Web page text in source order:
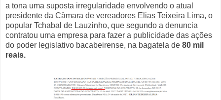
a tona uma suposta irregularidade envolvendo o atual
presidente da Câmara de vereadores Elias Teixeira Lima, o
popular Tchabal de Lauzinho, que segundo a denuncia
contratou uma empresa para fazer a publicidade das ações
do poder legislativo bacabeirense, na bagatela de 80 mil
reais.